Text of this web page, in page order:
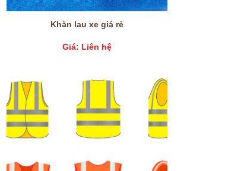
Khăn lau xe giá rẻ
Giá: Liên hệ